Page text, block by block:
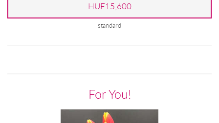
HUF15,600
standard
For You!